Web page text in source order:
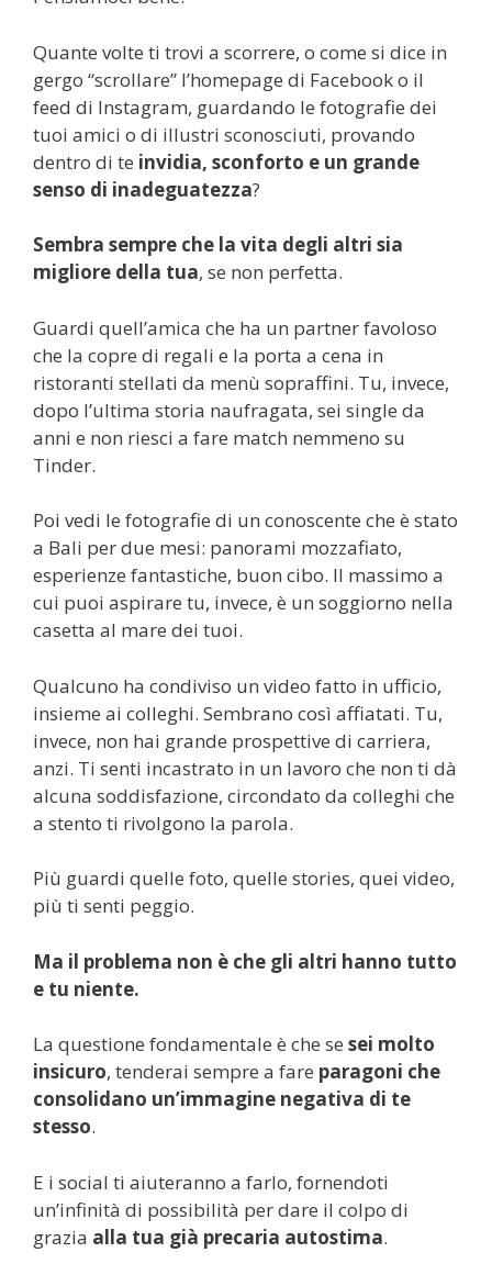
Quante volte ti trovi a scorrere, o come si dice in
gergo “scrollare” l’homepage di Facebook o il
feed di Instagram, guardando le fotografie dei
tuoi amici o di illustri sconosciuti, provando
dentro di te invidia, sconforto e un grande
senso di inadeguatezza?
Sembra sempre che la vita degli altri sia
migliore della tua, se non perfetta.
Guardi quell’amica che ha un partner favoloso
che la copre di regali e la porta a cena in
ristoranti stellati da menù sopraffini. Tu, invece,
dopo l’ultima storia naufragata, sei single da
anni e non riesci a fare match nemmeno su
Tinder.
Poi vedi le fotografie di un conoscente che è stato
a Bali per due mesi: panorami mozzafiato,
esperienze fantastiche, buon cibo. Il massimo a
cui puoi aspirare tu, invece, è un soggiorno nella
casetta al mare dei tuoi.
Qualcuno ha condiviso un video fatto in ufficio,
insieme ai colleghi. Sembrano così affiatati. Tu,
invece, non hai grande prospettive di carriera,
anzi. Ti senti incastrato in un lavoro che non ti dà
alcuna soddisfazione, circondato da colleghi che
a stento ti rivolgono la parola.
Più guardi quelle foto, quelle stories, quei video,
più ti senti peggio.
Ma il problema non è che gli altri hanno tutto
e tu niente.
La questione fondamentale è che se sei molto
insicuro, tenderai sempre a fare paragoni che
consolidano un’immagine negativa di te
stesso.
E i social ti aiuteranno a farlo, fornendoti
un’infinità di possibilità per dare il colpo di
grazia alla tua già precaria autostima.